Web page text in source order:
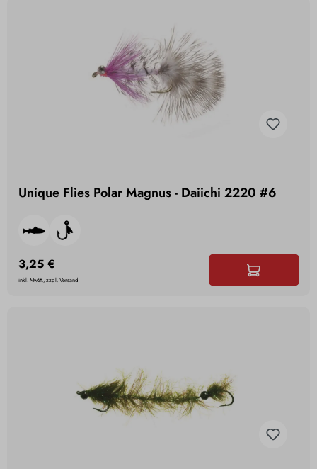
Unique Flies Polar Magnus - Daiichi 2220 #6
3,25 €
inkl. MwSt., zzgl. Versand